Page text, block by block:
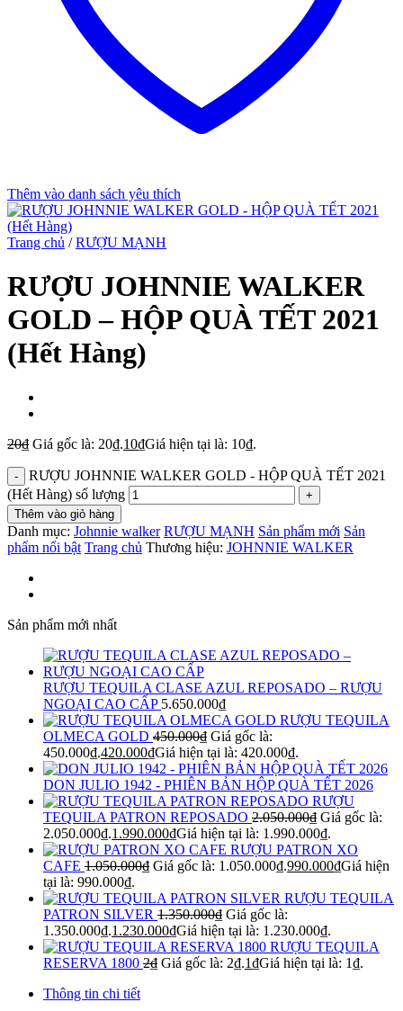
Thêm vào danh sách yêu thích
Trang chủ / RƯỢU MẠNH
RƯỢU JOHNNIE WALKER
GOLD – HỘP QUÀ TẾT 2021
(Hết Hàng)
20₫ Giá gốc là: 20₫.10₫Giá hiện tại là: 10₫.
RƯỢU JOHNNIE WALKER GOLD - HỘP QUÀ TẾT 2021
(Hết Hàng) số lượng
Thêm vào giỏ hàng
Danh mục: Johnnie walker RƯỢU MẠNH Sản phẩm mới Sản
phẩm nổi bật Trang chủ Thương hiệu: JOHNNIE WALKER
Sản phẩm mới nhất
RƯỢU TEQUILA CLASE AZUL REPOSADO – RƯỢU
NGOẠI CAO CẤP 5.650.000₫
RƯỢU TEQUILA
OLMECA GOLD 450.000₫ Giá gốc là:
450.000₫.420.000₫Giá hiện tại là: 420.000₫.
DON JULIO 1942 - PHIÊN BẢN HỘP QUÀ TẾT 2026
RƯỢU
TEQUILA PATRON REPOSADO 2.050.000₫ Giá gốc là:
2.050.000₫.1.990.000₫Giá hiện tại là: 1.990.000₫.
RƯỢU PATRON XO
CAFE 1.050.000₫ Giá gốc là: 1.050.000₫.990.000₫Giá hiện
tại là: 990.000₫.
RƯỢU TEQUILA
PATRON SILVER 1.350.000₫ Giá gốc là:
1.350.000₫.1.230.000₫Giá hiện tại là: 1.230.000₫.
RƯỢU TEQUILA
RESERVA 1800 2₫ Giá gốc là: 2₫.1₫Giá hiện tại là: 1₫.
Thông tin chi tiết